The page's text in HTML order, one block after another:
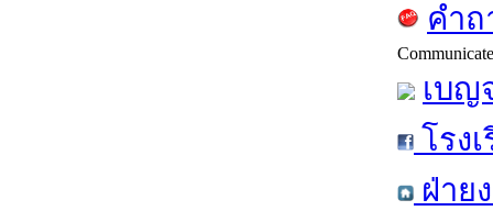
คำ
Communicate
เบญ
โรง
ฝ่าย